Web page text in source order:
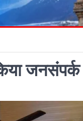
जनसंपर्क